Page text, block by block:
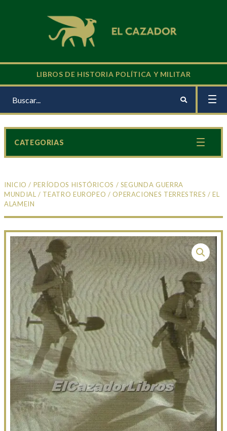
LIBROS DE HISTORIA POLÍTICA Y MILITAR
INICIO / PERÍODOS HISTÓRICOS / SEGUNDA GUERRA
MUNDIAL / TEATRO EUROPEO /OPERACIONES TERRESTRES / EL
ALAMEIN
CATEGORIAS